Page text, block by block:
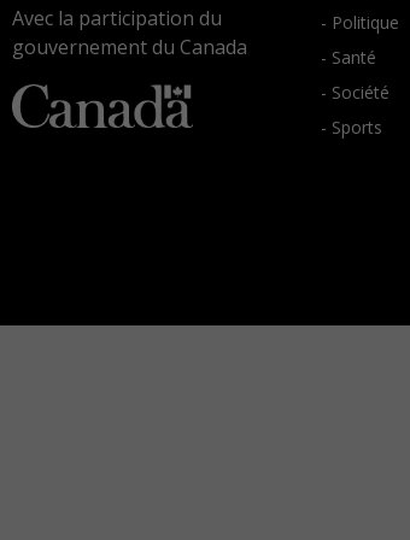
Avec la participation du
gouvernement du Canada
- Politique
- Santé
- Société
- Sports